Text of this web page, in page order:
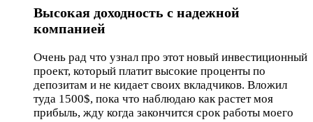
Высокая доходность с надежной
компанией
Очень рад что узнал про этот новый инвестиционный
проект, который платит высокие проценты по
депозитам и не кидает своих вкладчиков. Вложил
туда 1500$, пока что наблюдаю как растет моя
прибыль, жду когда закончится срок работы моего